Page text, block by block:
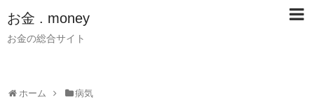
お金 . money
お金の総合サイト
ホーム 病気